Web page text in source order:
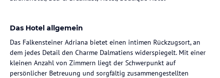
Das Hotel allgemein
Das Falkensteiner Adriana bietet einen intimen Rückzugsort, an
dem jedes Detail den Charme Dalmatiens widerspiegelt. Mit einer
kleinen Anzahl von Zimmern liegt der Schwerpunkt auf
persönlicher Betreuung und sorgfältig zusammengestellten